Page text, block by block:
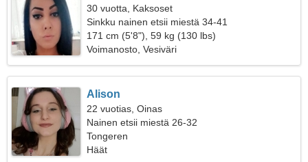
30 vuotta, Kaksoset
Sinkku nainen etsii miestä 34-41
171 cm (5'8"), 59 kg (130 lbs)
Voimanosto, Vesiväri
Alison
22 vuotias, Oinas
Nainen etsii miestä 26-32
Tongeren
Häät